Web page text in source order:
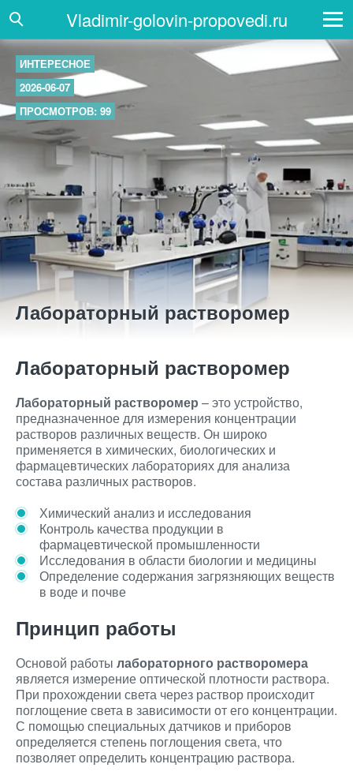
Vladimir-golovin-propovedi.ru
ИНТЕРЕСНОЕ
2026-06-07
ПРОСМОТРОВ: 99
Лабораторный растворомер
Лабораторный растворомер
Лабораторный растворомер – это устройство,
предназначенное для измерения концентрации
растворов различных веществ. Он широко
применяется в химических, биологических и
фармацевтических лабораториях для анализа
состава различных растворов.
Химический анализ и исследования
Контроль качества продукции в
фармацевтической промышленности
Исследования в области биологии и медицины
Определение содержания загрязняющих веществ
в воде и почве
Принцип работы
Основой работы лабораторного растворомера
является измерение оптической плотности раствора.
При прохождении света через раствор происходит
поглощение света в зависимости от его концентрации.
С помощью специальных датчиков и приборов
определяется степень поглощения света, что
позволяет определить концентрацию раствора.